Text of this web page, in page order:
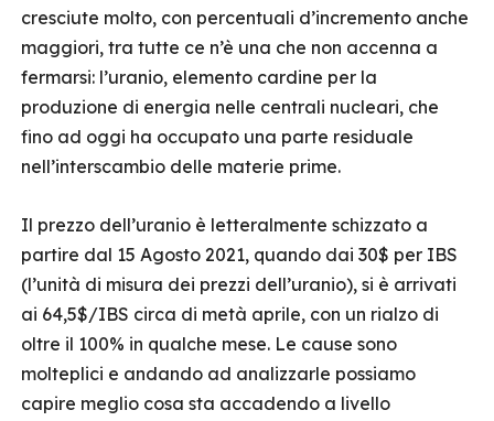
cresciute molto, con percentuali d’incremento anche
maggiori, tra tutte ce n’è una che non accenna a
fermarsi: l’uranio, elemento cardine per la
produzione di energia nelle centrali nucleari, che
fino ad oggi ha occupato una parte residuale
nell’interscambio delle materie prime.
Il prezzo dell’uranio è letteralmente schizzato a
partire dal 15 Agosto 2021, quando dai 30$ per IBS
(l’unità di misura dei prezzi dell’uranio), si è arrivati
ai 64,5$/IBS circa di metà aprile, con un rialzo di
oltre il 100% in qualche mese. Le cause sono
molteplici e andando ad analizzarle possiamo
capire meglio cosa sta accadendo a livello